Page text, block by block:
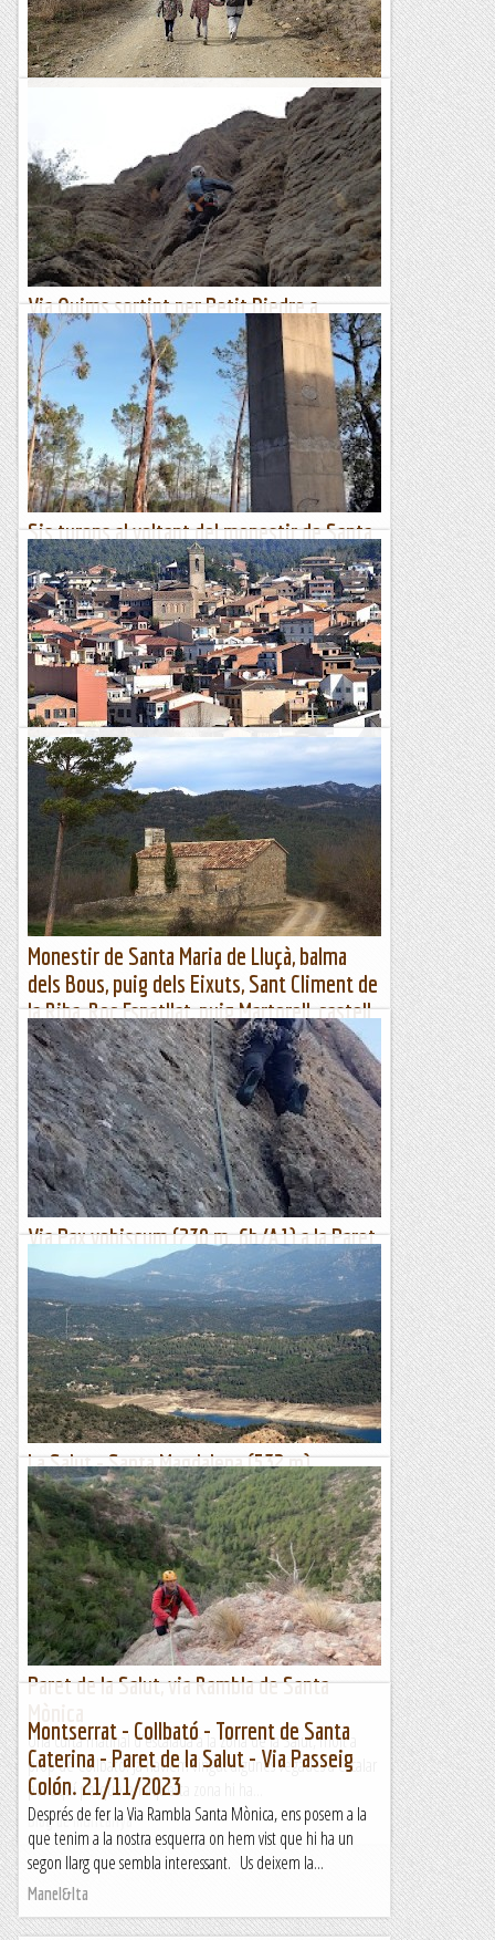
El món de la ferrata i la escalada
Font-romeu i santa maria de bell-lloc
Seguim amb un febrer sec, amb poca pluja i poques
nevades. Un gran misteri, més enllà dels canons de neu, és
com s'ho fa Font-Romeu per tenir neu a pistes orientades a...
Relats de muntanya
Via Quims sortint per Petit Diedre a
l'Ermita de Santa Brígida.
Tenim un dia ben rufol i ens decidim per visitar aquest bonic
i bucòlic reconet de món.La via es una combinació ben
trempada i ens serveix per veure com les gasten per...
Les altres vies...
Sis turons al voltant del monestir de Santa
Maria de Roca-Rossa (460 m)
Dissabte 3 de febrer de 2024MatinalHora de sortida: Vuit del
matí. Ubicació: Comarca del Maresme. Temps aproximat: 3
h 15 min (8,4 km) Desnivell: 280 m...
Maifemcim.cat
Les fonts de navarcles.
Descripció de la ruta; el recorregut de les Fonts, és un
itinerari circular que permet recórrer les més importants de
la rodalia de Navarcles, la majoria datades de finals...
Esgarrapacrestes
Monestir de Santa Maria de Lluçà, balma
dels Bous, puig dels Eixuts, Sant Climent de
la Riba, Roc Espatllat, puig Martorell, castell
de Lluçà i ermita de Sant Vicenç
Lluçà, Balma dels Bous, puig dels Eixuts, Sant Climent de la
Riba, roc Espatllat, Puig Martorell i Castell de LluçàLluçà,
Balma dels Bous, puig dels Eixuts, Sant Climent...
Muntanya
Via Pax vobiscum (230 m. 6b/A1) a la Paret
de Santa Cecília (Montserrat)
Escalada dificultosa, més del que pugui semblar quan donem
un primer cop d'ull a la ressenya (en algun punt s'ha de
pujar el grau, que és obligat). L'itinerari va enllaçant...
Classic climber
La Salut - Santa Magdalena (532 m)
Dimecres 6 de desembre de 2023 (26 anys de
maifemcim)Hora de sortida: Set del matí. Ubicació:
Comarca de l’Alt Empordà. Temps aproximat: 4 h (10,2
km) ...
Maifemcim.cat
Paret de la Salut, via Rambla de Santa
Una curta matinal d'escalada a la zona de la Salut, molt a
prop de Collbató. Ja havíem vingut algunes vegades a escalar
per aquí perquè en aquesta zona hi ha...
Blog de muntanya
Montserrat - Collbató - Torrent de Santa
Caterina - Paret de la Salut - Via Passeig
Colón. 21/11/2023
Després de fer la Via Rambla Santa Mònica, ens posem a la
que tenim a la nostra esquerra on hem vist que hi ha un
segon llarg que sembla interessant. Us deixem la...
Manel&Ita